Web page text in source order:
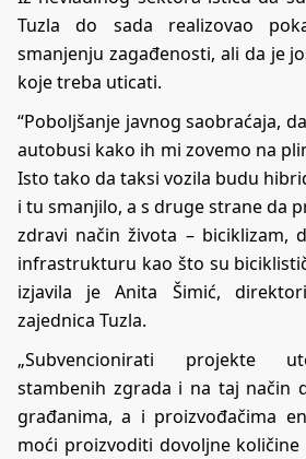
Tuzla do sada realizovao
smanjenju zagađenosti, ali da je
koje treba uticati.
“Poboljšanje javnog saobraćaja,
autobusi kako ih mi zovemo na
Isto tako da taksi vozila budu
i tu smanjilo, a s druge strane da
zdravi način života – biciklizam,
infrastrukturu kao što su
izjavila je Anita Šimić,
zajednica Tuzla.
„Subvencionirati projekte
stambenih zgrada i na taj način
građanima, a i proizvođačima
moći proizvoditi dovoljne